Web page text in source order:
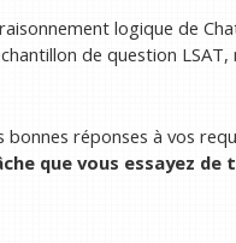
logique de
de question
bonnes réponses à vos
que vous essayez de